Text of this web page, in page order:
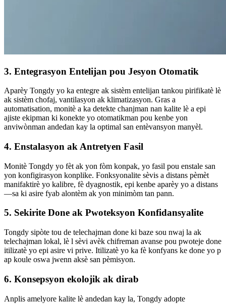
3. Entegrasyon Entelijan pou Jesyon Otomatik
Aparèy Tongdy yo ka entegre ak sistèm entelijan tankou pirifikatè lè
ak sistèm chofaj, vantilasyon ak klimatizasyon. Gras a
automatisation, monitè a ka detekte chanjman nan kalite lè a epi
ajiste ekipman ki konekte yo otomatikman pou kenbe yon
anviwònman andedan kay la optimal san entèvansyon manyèl.
4. Enstalasyon ak Antretyen Fasil
Monitè Tongdy yo fèt ak yon fòm konpak, yo fasil pou enstale san
yon konfigirasyon konplike. Fonksyonalite sèvis a distans pèmèt
manifaktirè yo kalibre, fè dyagnostik, epi kenbe aparèy yo a distans
—sa ki asire fyab alontèm ak yon minimòm tan pann.
5. Sekirite Done ak Pwoteksyon Konfidansyalite
Tongdy sipòte tou de telechajman done ki baze sou nwaj la ak
telechajman lokal, lè l sèvi avèk chifreman avanse pou pwoteje done
itilizatè yo epi asire vi prive. Itilizatè yo ka fè konfyans ke done yo p
ap koule oswa jwenn aksè san pèmisyon.
6. Konsepsyon ekolojik ak dirab
Anplis amelyore kalite lè andedan kay la, Tongdy adopte